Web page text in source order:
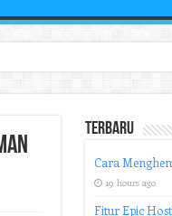
Terbaru
Cara
19 hours ago
Fitur Epic